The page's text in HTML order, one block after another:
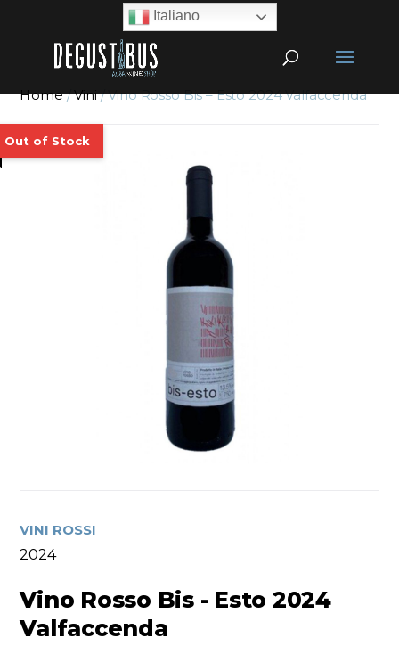
Home/Vini/ Vino Rosso Bis – Esto 2024 Valfaccenda
VINI ROSSI
2024
Vino Rosso Bis - Esto 2024
Valfaccenda
Italiano